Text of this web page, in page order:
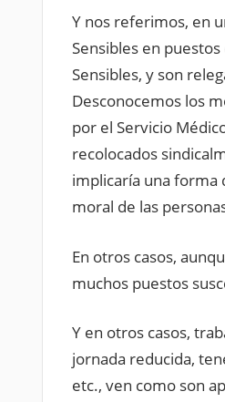
Y nos referimos, en
Sensibles en
Sensibles, y son
Desconocemos los
por el Servicio
recolocados
implicaría una forma
moral de las
En otros casos,
muchos puestos
Y en otros casos,
jornada reducida,
etc., ven como son